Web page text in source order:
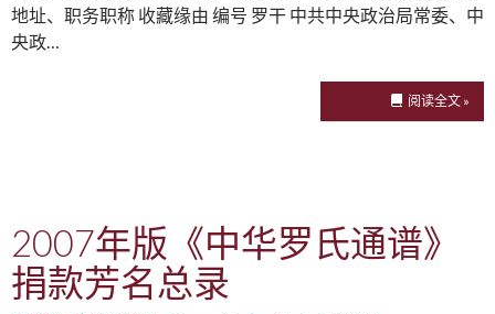
地址、职务职称 收藏缘由 编号 罗干 中共中央政治局常委、中
央政…
阅读全文 »
2007年版《中华罗氏通谱》
捐款芳名总录